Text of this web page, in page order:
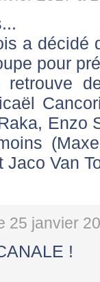
a décidé
pour
Enzo
Van
25 janvier
!